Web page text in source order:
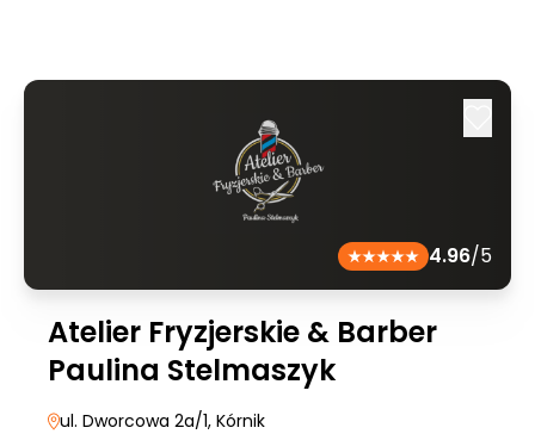
4.96/5
Atelier Fryzjerskie & Barber
Paulina Stelmaszyk
ul. Dworcowa 2a/1, Kórnik